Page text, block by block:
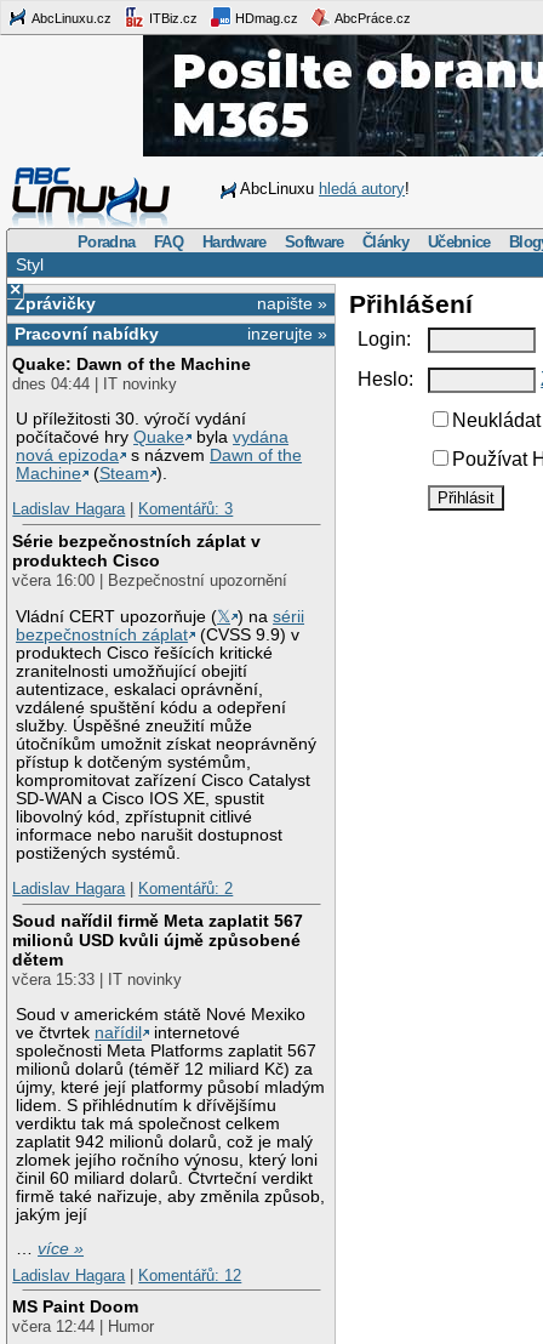
AbcLinuxu.cz ITBiz.cz HDmag.cz AbcPráce.cz
AbcLinuxu hledá autory!
Poradna FAQ Hardware Software Články Učebnice
Styl
×
napište »
Zprávičky
inzerujte »
Pracovní nabídky
Quake: Dawn of the Machine
dnes 04:44 | IT novinky
U příležitosti 30. výročí vydání
počítačové hryQuake bylavydána
nová epizoda
s názvem Dawn of the
Machine
(Steam ).
Ladislav Hagara| Komentářů: 3
Série bezpečnostních záplat v
produktech Cisco
včera 16:00 | Bezpečnostní upozornění
Vládní CERT upozorňuje (𝕏 ) nasérii
bezpečnostních záplat
(CVSS 9.9) v
produktech Cisco řešících kritické
zranitelnosti umožňující obejití
autentizace, eskalaci oprávnění,
vzdálené spuštění kódu a odepření
služby. Úspěšné zneužití může
útočníkům umožnit získat neoprávněný
přístup k dotčeným systémům,
kompromitovat zařízení Cisco Catalyst
SD-WAN a Cisco IOS XE, spustit
libovolný kód, zpřístupnit citlivé
informace nebo narušit dostupnost
postižených systémů.
Ladislav Hagara| Komentářů: 2
Soud nařídil firmě Meta zaplatit 567
milionů USD kvůli újmě způsobené
dětem
včera 15:33 | IT novinky
Soud v americkém státě Nové Mexiko
ve čtvrtek nařídil
internetové
společnosti Meta Platforms zaplatit 567
milionů dolarů (téměř 12 miliard Kč) za
újmy, které její platformy působí mladým
lidem. S přihlédnutím k dřívějšímu
verdiktu tak má společnost celkem
zaplatit 942 milionů dolarů, což je malý
zlomek jejího ročního výnosu, který loni
činil 60 miliard dolarů. Čtvrteční verdikt
firmě také nařizuje, aby změnila způsob,
jakým její
…více »
Ladislav Hagara
Komentářů: 12
MS Paint Doom
včera 12:44 | Humor
Přihlášení
Login:
Heslo:
Používat